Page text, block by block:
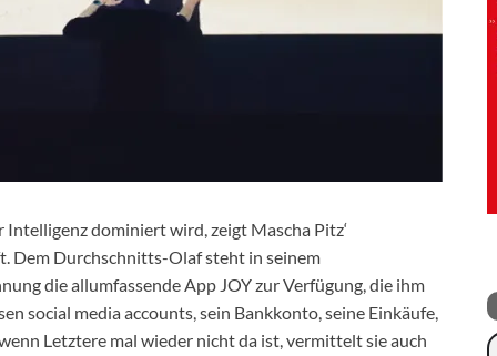
dominiert wird, zeigt Mascha Pitz‘
Dem Durchschnitts-Olaf steht in seinem
die allumfassende App JOY zur Verfügung, die ihm
social media accounts, sein Bankkonto, seine Einkäufe,
Letztere mal wieder nicht da ist, vermittelt sie auch